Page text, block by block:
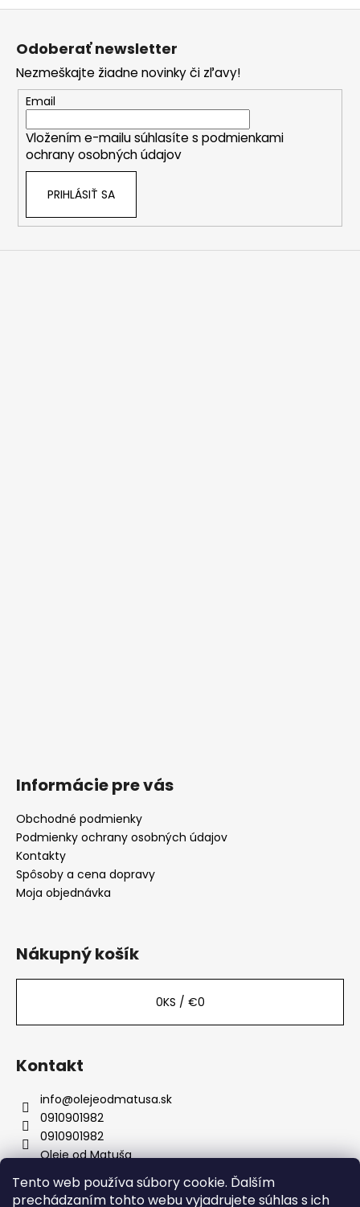
Tento web používa súbory cookie. Ďalším
prechádzaním tohto webu vyjadrujete súhlas s ich
Z
Odoberať newsletter
Nezmeškajte žiadne novinky či zľavy!
Email
Vložením e-mailu súhlasíte s podmienkami
ochrany osobných údajov
PRIHLÁSIŤ SA
Informácie pre vás
Obchodné podmienky
Podmienky ochrany osobných údajov
Kontakty
Spôsoby a cena dopravy
Moja objednávka
Nákupný košík
0KS / €0
Kontakt
info@olejeodmatusa.sk
0910901982
0910901982
Oleje od Matuša